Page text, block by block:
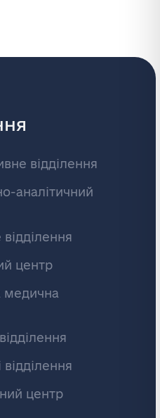
відділення
аналітичний
відділення
центр
медична
відділення
центр